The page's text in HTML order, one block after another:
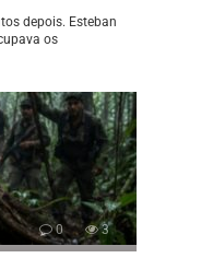
depois. Esteban
os
0 3